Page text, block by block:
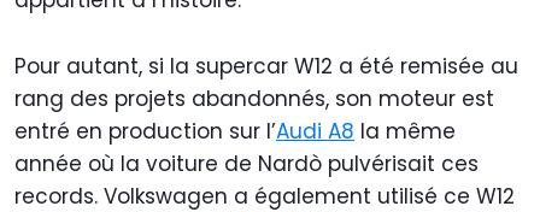
Pour autant, si la supercar W12 a été remisée au
rang des projets abandonnés, son moteur est
entré en production sur l’Audi A8 la même
année où la voiture de Nardò pulvérisait ces
records. Volkswagen a également utilisé ce W12